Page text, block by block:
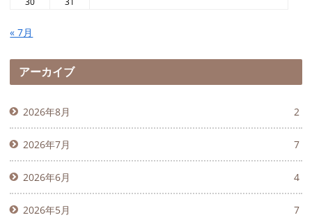
« 7月
アーカイブ
2026年8月 2
2026年7月 7
2026年6月 4
2026年5月 7